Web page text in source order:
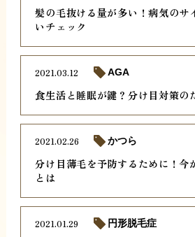
髪の毛抜ける量が多い！病気のサ
いチェック
食生活と睡眠が鍵？分け目対策の
2021.03.12 AGA
分け目薄毛を予防するために！今
とは
2021.02.26 かつら
2021.01.29 円形脱毛症